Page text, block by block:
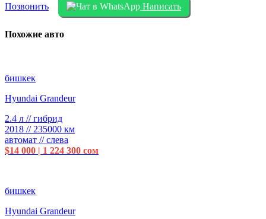
Позвонить Написать
Похожие авто
бишкек
Hyundai Grandeur
2.4 л // гибрид
2018 // 235000 км
автомат // слева
$14 000 | 1 224 300 сом
бишкек
Hyundai Grandeur